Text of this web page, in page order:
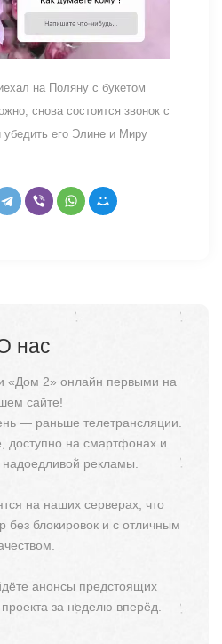
на Поляну с букетом
снова состоится звонок с
убедить его Элине и Миру
нас
«Дом 2» онлайн первыми на
сайте!
— раньше телетрансляции.
доступно на смартфонах и
рекламы.
на наших серверах, что
без блокировок и с отличным
анонсы предстоящих
за неделю вперёд.